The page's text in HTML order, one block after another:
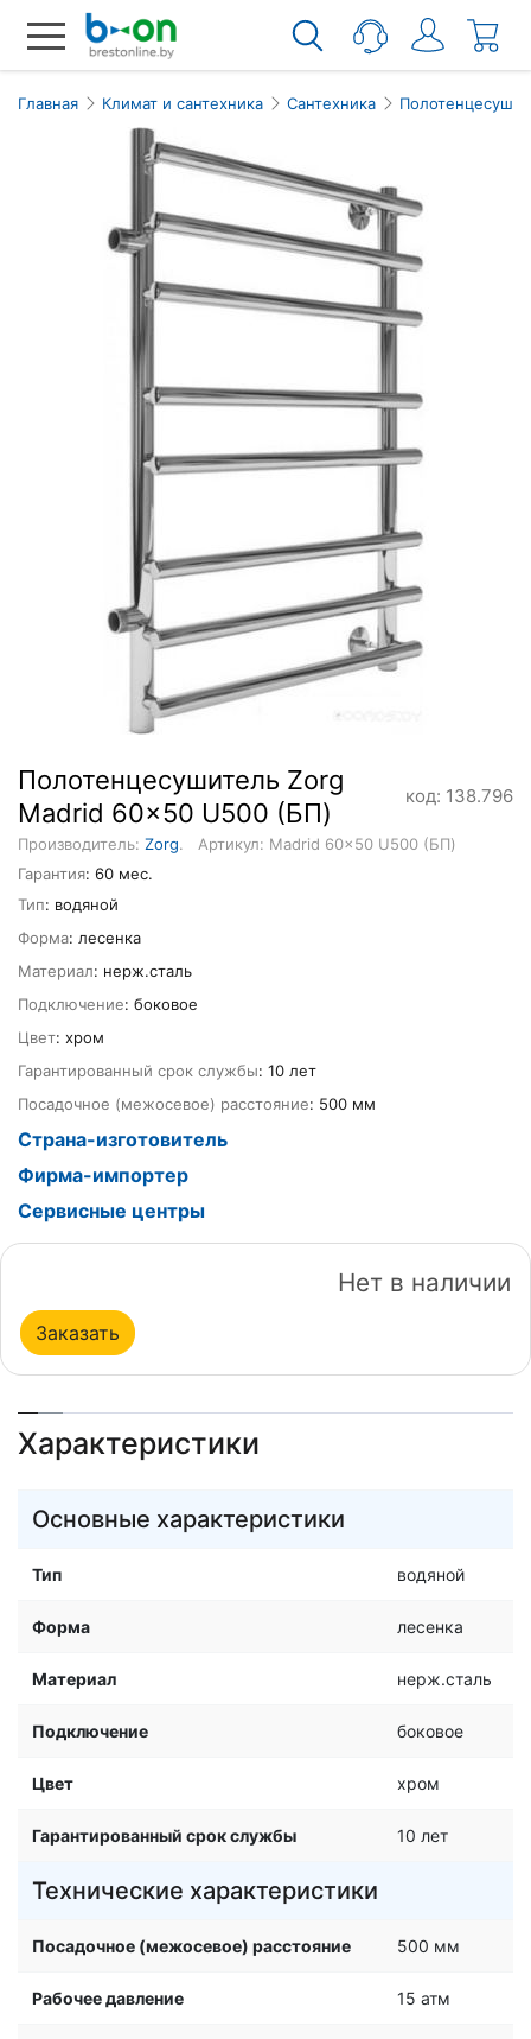
Главная Климат и сантехника Сантехника
Полотенцесушитель Zorg
Madrid 60x50 U500 (БП)
код: 138.796
Производитель: Zorg.
Артикул: Madrid 60x50 U500 (БП)
Гарантия: 60 мес.
Тип: водяной
Форма: лесенка
Материал: нерж.сталь
Подключение: боковое
Цвет: хром
Гарантированный срок службы: 10 лет
Посадочное (межосевое) расстояние: 500 мм
Страна-изготовитель
Фирма-импортер
Сервисные центры
Нет в наличии
Заказать
Характеристики
Основные характеристики
Тип водяной
Форма лесенка
Материал нерж.сталь
Подключение боковое
Цвет хром
Гарантированный срок службы 10 лет
Технические характеристики
Посадочное (межосевое) расстояние 500 мм
Рабочее давление 15 атм